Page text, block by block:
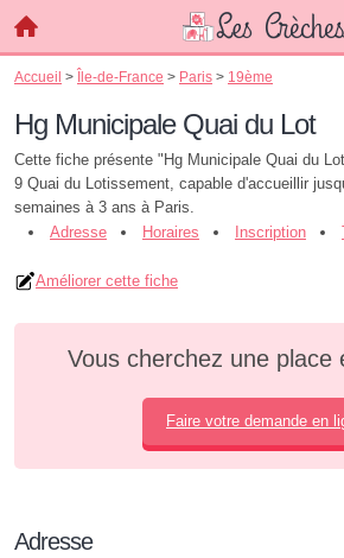
Accueil > Île-de-France > Paris > 19ème
Hg Municipale Quai du Lot
Cette fiche présente "Hg Municipale Quai du
9 Quai du Lotissement, capable d'accueillir
semaines à 3 ans à Paris.
Adresse
Horaires Inscription
Améliorer cette fiche
Vous cherchez une place
Faire votre demande en
Adresse